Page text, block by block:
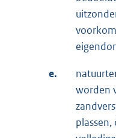
e.
worden